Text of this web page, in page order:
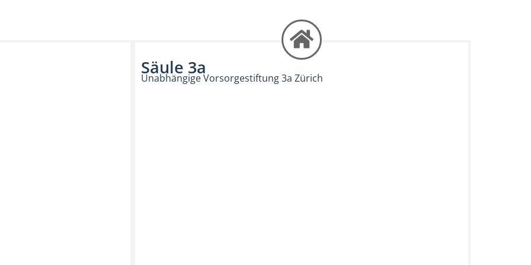
Säule 3a
Unabhängige Vorsorgestiftung 3a Zürich